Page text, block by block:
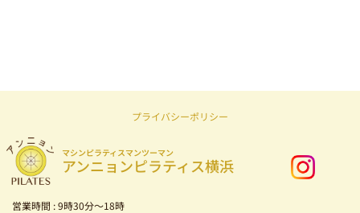
プライバシーポリシー
マシンピラティスマンツーマン
アンニョンピラティス横浜
営業時間 : 9時30分～18時